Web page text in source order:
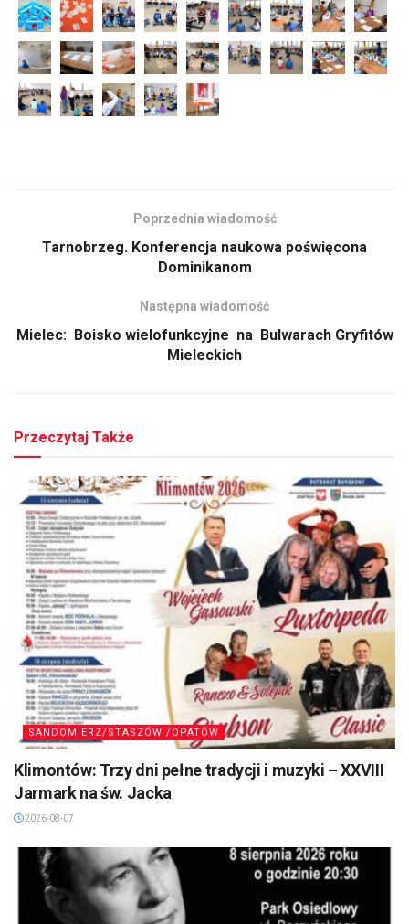
Poprzednia wiadomość
Tarnobrzeg. Konferencja naukowa poświęcona
Dominikanom
Następna wiadomość
Mielec: Boisko wielofunkcyjne na Bulwarach Gryfitów
Mieleckich
Przeczytaj Także
SANDOMIERZ/STASZÓW /OPATÓW
Klimontów: Trzy dni pełne tradycji i muzyki – XXVIII
Jarmark na św. Jacka
2026-08-07